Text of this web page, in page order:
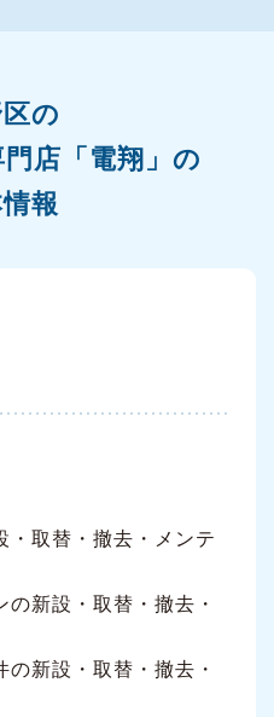
の
店「電翔」の
報
・取替・撤去・メンテ
新設・取替・撤去・
の新設・取替・撤去・